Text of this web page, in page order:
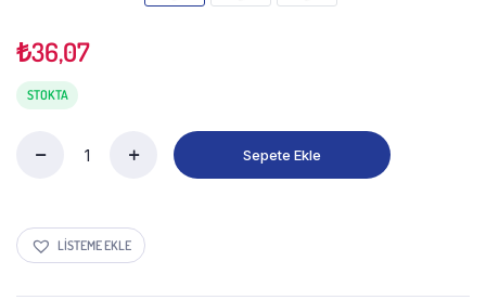
₺36,07
STOKTA
Sepete Ekle
LISTEME EKLE